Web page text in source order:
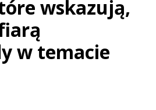
wskazują,
w temacie